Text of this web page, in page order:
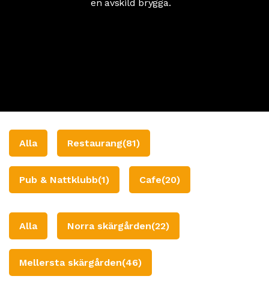
en avskild brygga.
Alla Restaurang(81)
Pub & Nattklubb(1) Cafe(20)
Alla Norra skärgården(22)
Mellersta skärgården(46)